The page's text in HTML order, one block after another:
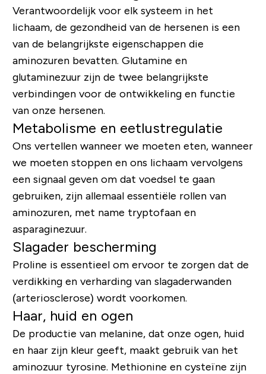
Verantwoordelijk voor elk systeem in het
lichaam, de gezondheid van de hersenen is een
van de belangrijkste eigenschappen die
aminozuren bevatten. Glutamine en
glutaminezuur zijn de twee belangrijkste
verbindingen voor de ontwikkeling en functie
van onze hersenen.
Metabolisme en eetlustregulatie
Ons vertellen wanneer we moeten eten, wanneer
we moeten stoppen en ons lichaam vervolgens
een signaal geven om dat voedsel te gaan
gebruiken, zijn allemaal essentiële rollen van
aminozuren, met name tryptofaan en
asparaginezuur.
Slagader bescherming
Proline is essentieel om ervoor te zorgen dat de
verdikking en verharding van slagaderwanden
(arteriosclerose) wordt voorkomen.
Haar, huid en ogen
De productie van melanine, dat onze ogen, huid
en haar zijn kleur geeft, maakt gebruik van het
aminozuur tyrosine. Methionine en cysteïne zijn